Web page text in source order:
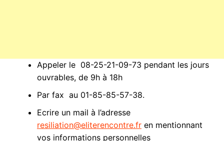
Appeler le 08-25-21-09-73 pendant les jours
ouvrables, de 9h à 18h
Par fax au 01-85-85-57-38.
Ecrire un mail à l’adresse
resiliation@eliterencontre.fren mentionnant
vos informations personnelles